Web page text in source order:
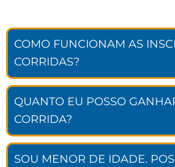
COMO FUNCIONAM AS
CORRIDAS?
QUANTO EU POSSO
CORRIDA?
SOU MENOR DE IDADE.